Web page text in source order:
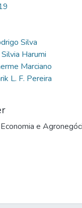
Silva
Harumi
Marciano
L. F. Pereira
e